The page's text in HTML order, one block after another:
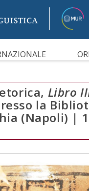
Libro
la
(Napoli) |